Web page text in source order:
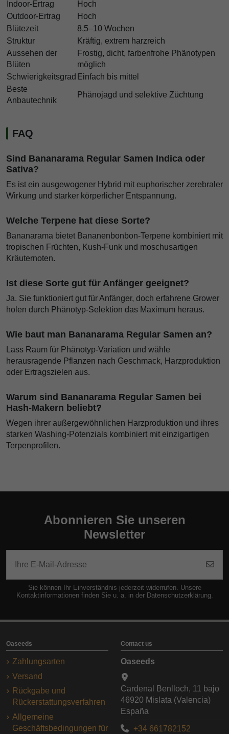
Indoor-Ertrag
Hoch
Outdoor-Ertrag
Hoch
Blütezeit
8,5–10 Wochen
Struktur
Kräftig, extrem harzreich
Aussehen der
Blüten
Frostig, dicht, farbenfrohe Phänotypen
möglich
Schwierigkeitsgrad Einfach bis mittel
Beste
Anbautechnik
Phänojagd und selektive Züchtung
FAQ
Sind Bananarama Regular Samen Indica oder
Sativa?
Es ist ein ausgewogener Hybrid mit euphorischer zerebraler
Wirkung und starker körperlicher Entspannung.
Welche Terpene hat diese Sorte?
Bananarama bietet Bananenbonbon-Terpene kombiniert mit
tropischen Früchten, Kush-Funk und moschusartigen
Kräuternoten.
Ist diese Sorte gut für Anfänger geeignet?
Ja. Sie funktioniert gut für Anfänger, doch erfahrene Grower
holen durch Phänotyp-Selektion das Maximum heraus.
Wie baut man Bananarama Regular Samen an?
Lass Raum für Phänotyp-Variation und wähle
herausragende Pflanzen nach Geschmack, Harzproduktion
oder Ertragszielen aus.
Warum sind Bananarama Regular Samen bei
Hash-Makern beliebt?
Wegen ihrer außergewöhnlichen Harzproduktion und ihres
starken Washing-Potenzials kombiniert mit einzigartigen
Terpenprofilen.
Abonnieren Sie unseren
Newsletter
Sie können Ihr Einverständnis jederzeit widerrufen. Unsere
Kontaktinformationen finden Sie u. a. in der Datenschutzerklärung.
Oaseeds
Zahlungsarten
Versand
Rückgabe und
Rückerstattungsverfahren
Allgemeine
Geschäftsbedingungen für
Contact us
Oaseeds
Cardenal Benlloch, 11 bajo
46920 Mislata (Valencia)
España
+34 661782152